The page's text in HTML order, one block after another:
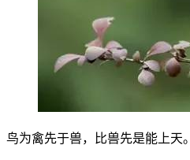
鸟为禽先于兽，比兽先是能上天。